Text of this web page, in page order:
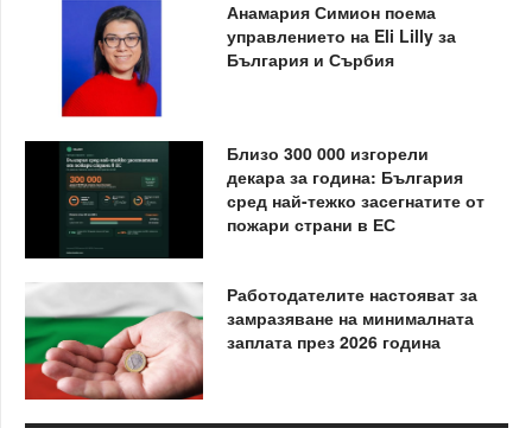
Анамария Симион поема
управлението на Eli Lilly за
България и Сърбия
Близо 300 000 изгорели
декара за година: България
сред най-тежко засегнатите от
пожари страни в ЕС
Работодателите настояват за
замразяване на минималната
заплата през 2026 година